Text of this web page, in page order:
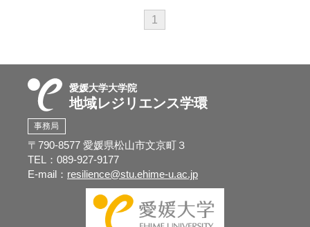
1
愛媛大学大学院
地域レジリエンス学環
事務局
〒790-8577 愛媛県松山市文京町３
TEL：089-927-9177
E-mail： resilience@stu.ehime-u.ac.jp